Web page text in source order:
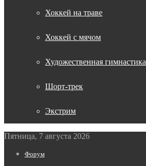
Хоккей на траве
Хоккей с мячом
Художественная гимнастика
Шорт-трек
Экстрим
Пятница, 7 августа 2026
Форум